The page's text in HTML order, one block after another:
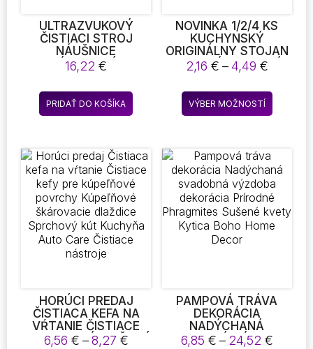
ULTRAZVUKOVÝ
ČISTIACI STROJ
NÁUŠNICE
NÁHRDELNÍK
MULTIFUNKČNÝ
VYSOKOFREKVENČNÝ
VIBRAČNÝ NÁSTROJ
NA UMÝVANIE
ŠPERKY OKULIARE
16,22€
PRIDAŤ DO KOŠÍKA
NOVINKA 1/2/4 KS
KUCHYNSKÝ
ORIGINÁLNY STOJAN
NA UTERÁKY UTERÁK
NA UTIERKY BEZ
DIEROVANIA
SKLADOVANIE HÁKU
UTERÁK NA UTIERKY
2,16 € –4,49 €Price
2,16 €
VÝBER MOŽNOSTÍ
Tento
produkt
si
môžete
vybrať
HORÚCI PREDAJ
ČISTIACA KEFA NA
VŔTANIE ČISTIACE
KEFY PRE KÚPEĽŇOVÉ
6,56 € – 8,27 €Price
PAMPOVÁ TRÁVA
DEKORÁCIA
NADÝCHANÁ
SVADOBNÁ VÝZDOBA
6,85 € – 24,52 €Price